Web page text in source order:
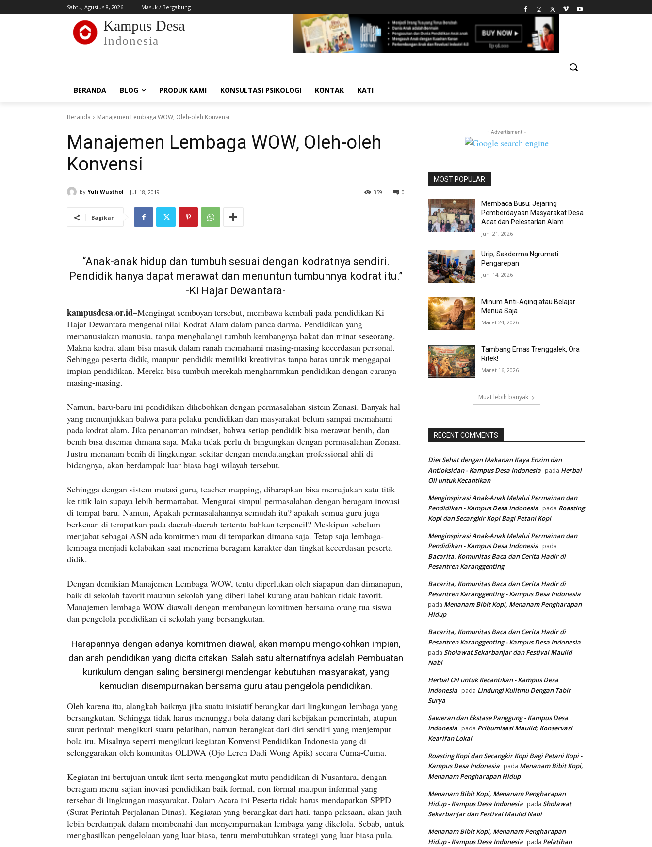
Sabtu, Agustus 8, 2026 Masuk / Bergabung
Kampus Desa
Indonesia
BERANDA BLOG PRODUK KAMI KONSULTASI PSIKOLOGI KONTAK KATI
Beranda Manajemen Lembaga WOW, Oleh-oleh Konvensi
Manajemen Lembaga WOW, Oleh-oleh
Konvensi
By Yuli Wusthol Juli 18, 2019 0
359
Bagikan
“Anak-anak hidup dan tumbuh sesuai dengan kodratnya sendiri.
Pendidik hanya dapat merawat dan menuntun tumbuhnya kodrat itu.”
-Ki Hajar Dewantara-
kampusdesa.or.id–Mengingat semboyan tersebut, membawa kembali pada pendidikan Ki
Hajar Dewantara mengenai nilai Kodrat Alam dalam panca darma. Pendidikan yang
memanusiakan manusia, tanpa menghalangi tumbuh kembangnya bakat dan minat seseorang.
Makna kodrat alam bisa masuk dalam ranah memahami masing-masing kecerdasan personal.
Sehingga peserta didik, maupun pendidik memiliki kreativitas tanpa batas untuk menggapai
impian pendidikan. Mereka bisa tumbuh merekah mengharumkan pendidikan dengan caranya
masing-masing.
Namun, baru-baru ini pendidikan dihebohkan dengan permasalahan sistem Zonasi. Banyak hal
yang menunjukkan bahwa para pelaku pendidikan dan masyarakat belum sampai memahami
pada kodrat alam. Jika penanaman mindset, bahwa setiap pendidik bisa merawat benih, dan
benih bisa disemai dimana saja. Maka tidak perlu di bingungkan dengan permasalahan Zonasi.
Justru menanam benih di lingkungan sekitar dengan mendatangkan professional ahli di
bidangnya, akan berdampak luar biasa bagi wilayah tersebut.
Sehingga dengan sistem mutasi guru, teacher mapping, diharapkan bisa memajukan satu titik
ke titik lain supaya lebih bermartabat. Mengurai simpul permasalahan dengan beragam inovasi
di tempat baru. Namun, Apakah permasalahannya semudah itu? apakah semua guru juga
berkenan di tempatkan pada daerah-daerah tertentu bahkan terpencil? Meskipun sebelum
menjabat sebagai ASN ada komitmen mau di tempatkan dimana saja. Tetap saja lembaga-
lembaga menjadi kelabakan saat menerima beragam karakter dan tingkat kecerdasan peserta
didik.
Dengan demikian Manajemen Lembaga WOW, tentu diperlukan oleh siapapun dan dimanapun,
baik di sekolah favorit maupun sekolah yang diberi label kurang atau bahkan tidak favorit.
Manajemen lembaga WOW diawali dengan membangun komitmen bersama orang tua siswa
dan pengelola pendidikan di sekolah yang bersangkutan.
Harapannya dengan adanya komitmen diawal, akan mampu mengokohkan impian,
dan arah pendidikan yang dicita citakan. Salah satu alternatifnya adalah Pembuatan
kurikulum dengan saling bersinergi mendengar kebutuhan masyarakat, yang
kemudian disempurnakan bersama guru atau pengelola pendidikan.
Oleh karena itu, alangkah baiknya jika suatu inisiatif berangkat dari lingkungan lembaga yang
bersangkutan. Sehingga tidak harus menunggu bola datang dari kebijakan pemerintah, atupun
surat perintah mengikuti suatu pelatihan, namun berangkat dari diri sendiri yang menjemput
bola itu. Misalnya seperti mengikuti kegiatan Konvensi Pendidikan Indonesia yang di
selenggarakan oleh komunitas OLDWA (Ojo Leren Dadi Wong Apik) secara Cuma-Cuma.
Kegiatan ini bertujuan untuk ikut serta mengangkat mutu pendidikan di Nusantara, dengan
beragam menu sajian inovasi pendidikan baik formal, non formal maupun informal yang
tersebar di lingkungan masyarakat. Dalam Acara ini Peserta tidak harus mendapatkan SPPD
(Surat Perintah Perjalanan Dinas). Kegiatan yang berangkat dari hati, tanpa paksaan, akan jauh
lebih berdampak dalam membenahi dan menyempurnakan lembaga yang dikelola. Sebab, untuk
menghasilkan pengelolaan yang luar biasa, tentu membutuhkan strategi yang luar biasa pula.
- Advertisment -
MOST POPULAR
Membaca Busu; Jejaring
Pemberdayaan Masyarakat Desa
Adat dan Pelestarian Alam
Juni 21, 2026
Urip, Sakderma Ngrumati
Pengarepan
Juni 14, 2026
Minum Anti-Aging atau Belajar
Menua Saja
Maret 24, 2026
Tambang Emas Trenggalek, Ora
Ritek!
Maret 16, 2026
Muat lebih banyak
RECENT COMMENTS
Diet Sehat dengan Makanan Kaya Enzim dan
Antioksidan - Kampus Desa Indonesia pada Herbal
Oil untuk Kecantikan
Menginspirasi Anak-Anak Melalui Permainan dan
Pendidikan - Kampus Desa Indonesia pada Roasting
Kopi dan Secangkir Kopi Bagi Petani Kopi
Menginspirasi Anak-Anak Melalui Permainan dan
Pendidikan - Kampus Desa Indonesia pada
Bacarita, Komunitas Baca dan Cerita Hadir di
Pesantren Karanggenting
Bacarita, Komunitas Baca dan Cerita Hadir di
Pesantren Karanggenting - Kampus Desa Indonesia
pada Menanam Bibit Kopi, Menanam Pengharapan
Hidup
Bacarita, Komunitas Baca dan Cerita Hadir di
Pesantren Karanggenting - Kampus Desa Indonesia
pada Sholawat Sekarbanjar dan Festival Maulid
Nabi
Herbal Oil untuk Kecantikan - Kampus Desa
Indonesia pada Lindungi Kulitmu Dengan Tabir
Surya
Saweran dan Ekstase Panggung - Kampus Desa
Indonesia pada Pribumisasi Maulid; Konservasi
Kearifan Lokal
Roasting Kopi dan Secangkir Kopi Bagi Petani Kopi -
Kampus Desa Indonesia pada Menanam Bibit Kopi,
Menanam Pengharapan Hidup
Menanam Bibit Kopi, Menanam Pengharapan
Hidup - Kampus Desa Indonesia pada Sholawat
Sekarbanjar dan Festival Maulid Nabi
Menanam Bibit Kopi, Menanam Pengharapan
Hidup - Kampus Desa Indonesia pada Pelatihan